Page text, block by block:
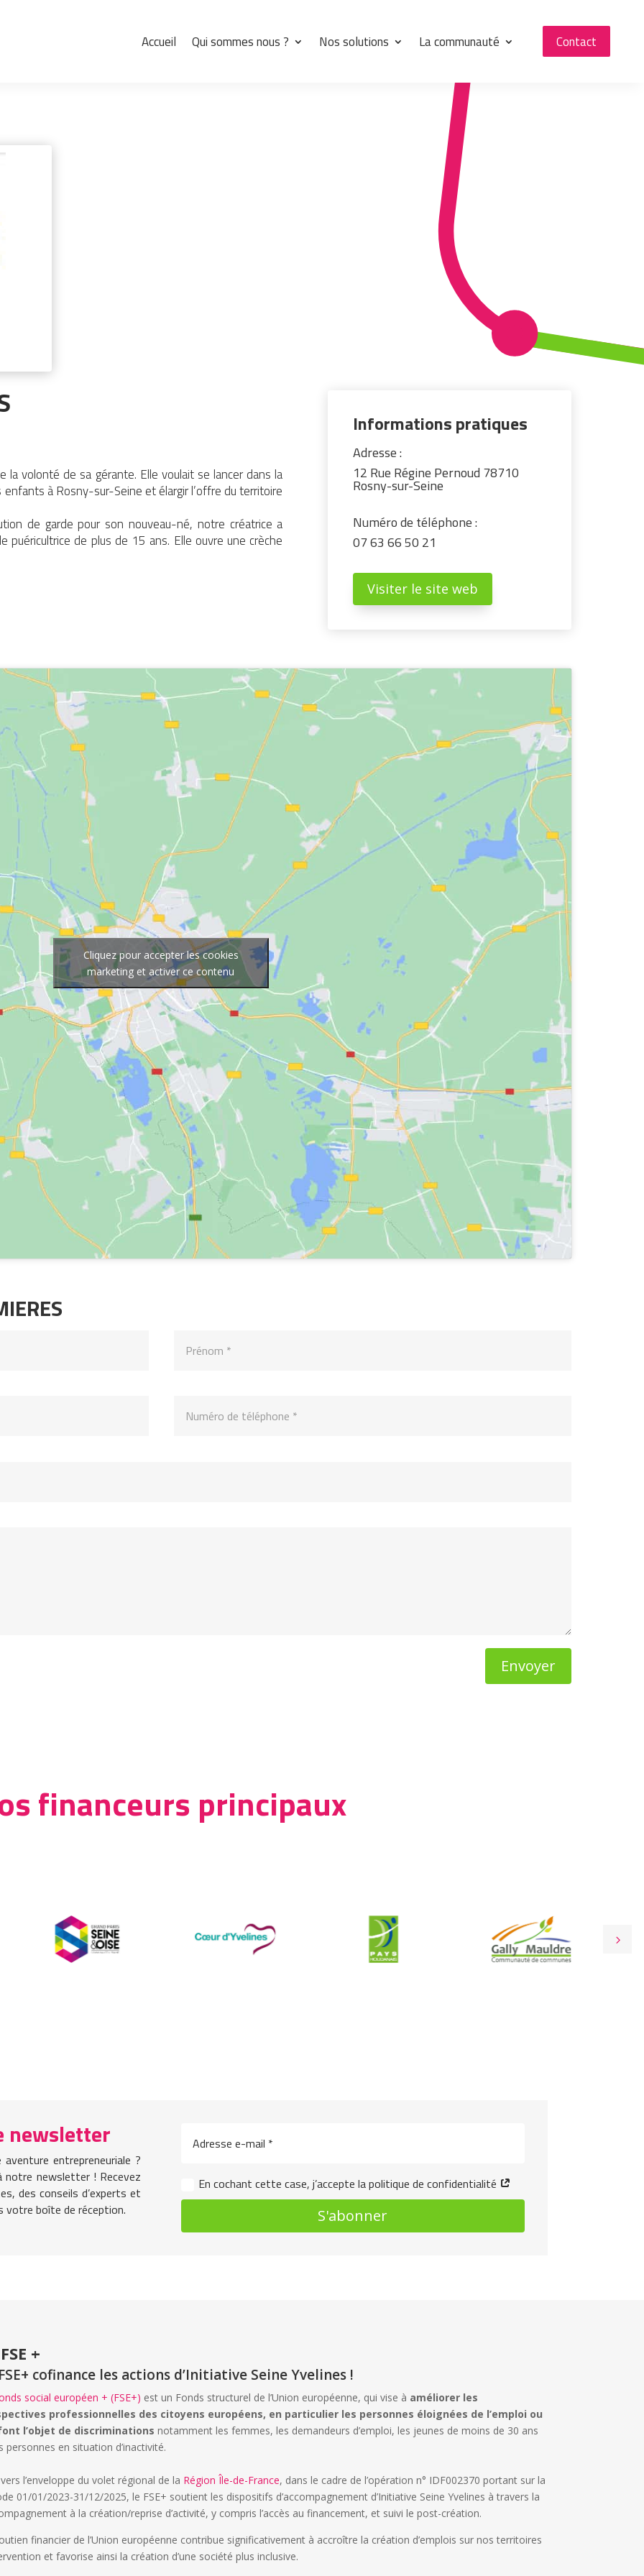
Accueil Qui sommes nous ? Nos solutions La communauté Contact
volonté de sa gérante. Elle voulait se lancer dans la
enfants à Rosny-sur-Seine et élargir l’offre du territoire
de garde pour son nouveau-né, notre créatrice a
de plus de 15 ans. Elle ouvre une crèche
Informations pratiques
Adresse :
12 Rue Régine Pernoud 78710
Rosny-sur-Seine
Numéro de téléphone :
07 63 66 50 21
Visiter le site web
Cliquez pour accepter les cookies
marketing et activer ce contenu
Envoyer
financeurs principaux
newsletter
entrepreneuriale ?
notre newsletter ! Recevez
des conseils d’experts et
votre boîte de réception.
En cochant cette case, j’accepte la politique de confidentialité
S'abonner
+
cofinance les actions d’Initiative Seine Yvelines !
social européen + (FSE+) est un Fonds structurel de l’Union européenne, qui vise à améliorer les
professionnelles des citoyens européens, en particulier les personnes éloignées de l’emploi ou
l’objet de discriminations notamment les femmes, les demandeurs d’emploi, les jeunes de moins de 30 ans
personnes en situation d’inactivité.
l’enveloppe du volet régional de la Région Île-de-France, dans le cadre de l’opération n° IDF002370 portant sur la
01/01/2023-31/12/2025, le FSE+ soutient les dispositifs d’accompagnement d’Initiative Seine Yvelines à travers la
à la création/reprise d’activité, y compris l’accès au financement, et suivi le post-création.
financier de l’Union européenne contribue significativement à accroître la création d’emplois sur nos territoires
et favorise ainsi la création d’une société plus inclusive.